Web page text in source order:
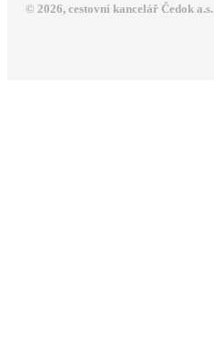
© 2026, cestovní kancelář Čedok a.s.